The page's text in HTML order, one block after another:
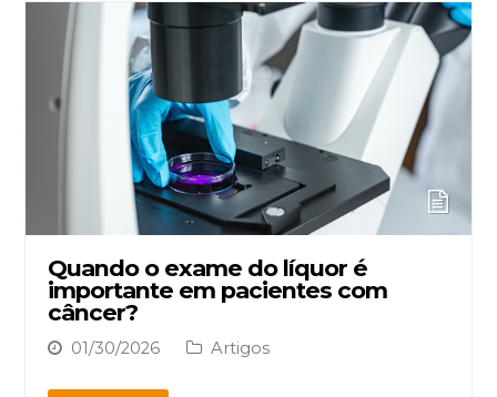
Quando o exame do líquor é
importante em pacientes com
câncer?
01/30/2026 Artigos